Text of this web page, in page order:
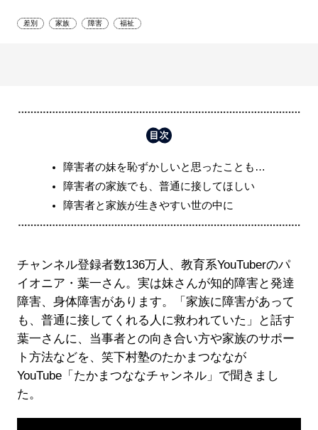
差別 家族 障害 福祉
障害者の妹を恥ずかしいと思ったことも…
障害者の家族でも、普通に接してほしい
障害者と家族が生きやすい世の中に
チャンネル登録者数136万人、教育系YouTuberのパ
イオニア・葉一さん。実は妹さんが知的障害と発達
障害、身体障害があります。「家族に障害があって
も、普通に接してくれる人に救われていた」と話す
葉一さんに、当事者との向き合い方や家族のサポー
ト方法などを、笑下村塾のたかまつななが
YouTube「たかまつななチャンネル」で聞きまし
た。